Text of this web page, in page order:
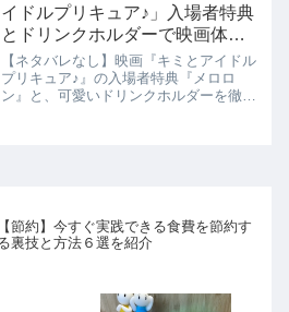
イドルプリキュア♪」入場者特典
とドリンクホルダーで映画体験
が最高に！メロロンGETしちゃ
ったよ
【ネタバレなし】映画『キミとアイドル
プリキュア♪』の入場者特典『メロロ
ン』と、可愛いドリンクホルダーを徹底
【節約】今すぐ実践できる食費を節約す
裏技と方法６選を紹介